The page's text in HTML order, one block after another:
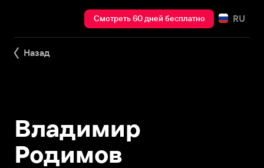
Смотреть 60 дней бесплатно RU
Назад
Владимир
Родимов